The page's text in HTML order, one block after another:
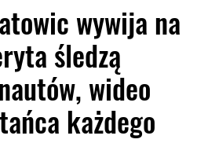
wywija na
śledzą
wideo
każdego